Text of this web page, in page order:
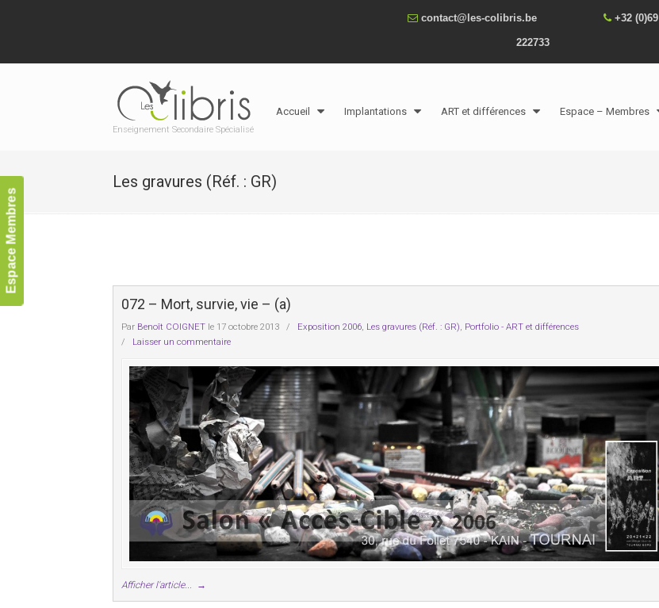
Espace Membres
contact@les-colibris.be +32 (0)69
222733
Enseignement Secondaire Spécialisé
Accueil Implantations ART et différences Espace – Membres
Les gravures (Réf. : GR)
072 – Mort, survie, vie – (a)
Par Benoît COIGNET le 17 octobre 2013 / Exposition 2006, Les gravures (Réf. : GR), Portfolio - ART et différences
/ Laisser un commentaire
Afficher l'article... →